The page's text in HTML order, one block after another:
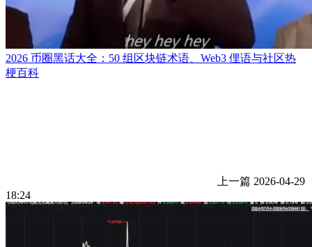
2026 币圈黑话大全：50 组区块链术语、Web3 俚语与社区热
梗百科
上一篇 2026-04-29
18:24